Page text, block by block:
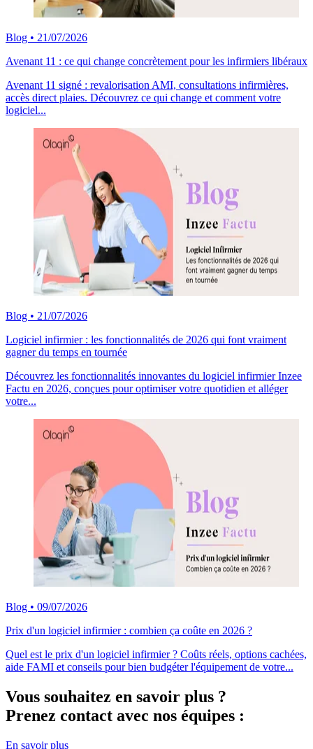
Blog • 21/07/2026
Avenant 11 : ce qui change concrètement pour les infirmiers libéraux
Avenant 11 signé : revalorisation AMI, consultations infirmières,
accès direct plaies. Découvrez ce qui change et comment votre
logiciel...
Blog • 21/07/2026
Logiciel infirmier : les fonctionnalités de 2026 qui font vraiment
gagner du temps en tournée
Découvrez les fonctionnalités innovantes du logiciel infirmier Inzee
Factu en 2026, conçues pour optimiser votre quotidien et alléger
votre...
Blog • 09/07/2026
Prix d'un logiciel infirmier : combien ça coûte en 2026 ?
Quel est le prix d'un logiciel infirmier ? Coûts réels, options cachées,
aide FAMI et conseils pour bien budgéter l'équipement de votre...
Vous souhaitez en savoir plus ?
Prenez contact avec nos équipes :
En savoir plus